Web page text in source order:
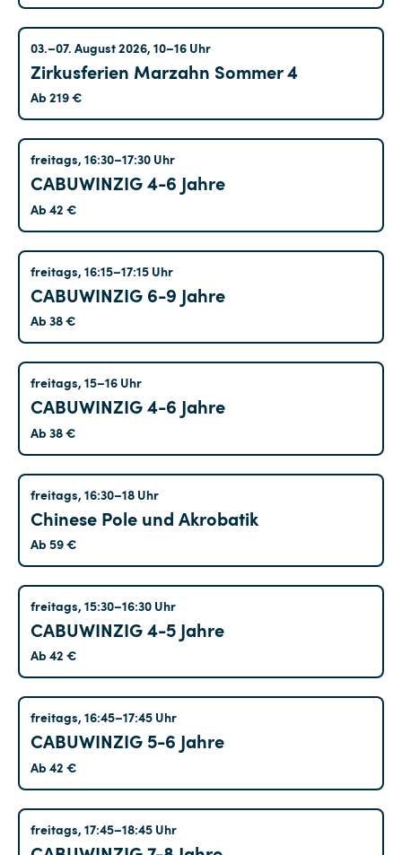
Jugendensemble(6)
Kurse für Erwachsene(6)
Luftartistik(26)
Tanz(3)
Theater(1)
Veranstaltungen
Workshops(29)
Circus Akademie Berlin
Zirkusferien
(29)
Alterspanne
2
Minimales
Alter
/
Maximales
Alter
Datum
Startdatum
03.–07. August 2026, 10–16 Uhr
Zirkusferien Marzahn Sommer 4
Ab 219 €
freitags, 16:30–17:30 Uhr
CABUWINZIG 4-6 Jahre
Ab 42 €
freitags, 16:15–17:15 Uhr
CABUWINZIG 6-9 Jahre
Ab 38 €
freitags, 15–16 Uhr
CABUWINZIG 4-6 Jahre
Ab 38 €
freitags, 16:30–18 Uhr
Chinese Pole und Akrobatik
Ab 59 €
freitags, 15:30–16:30 Uhr
CABUWINZIG 4-5 Jahre
Ab 42 €
freitags, 16:45–17:45 Uhr
CABUWINZIG 5-6 Jahre
Ab 42 €
freitags, 17:45–18:45 Uhr